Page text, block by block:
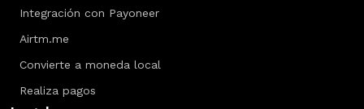
Integración con Payoneer
Airtm.me
Convierte a moneda local
Realiza pagos